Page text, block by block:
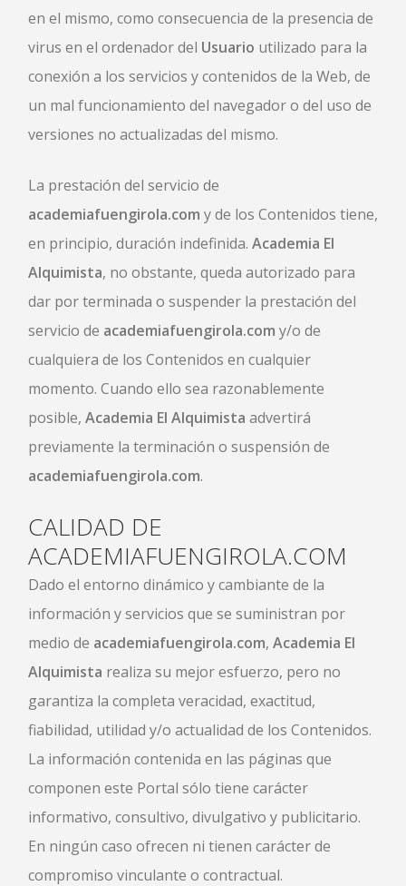
en el mismo, como consecuencia de la presencia de
virus en el ordenador del Usuario utilizado para la
conexión a los servicios y contenidos de la Web, de
un mal funcionamiento del navegador o del uso de
versiones no actualizadas del mismo.
La prestación del servicio de
academiafuengirola.com y de los Contenidos tiene,
en principio, duración indefinida. Academia El
Alquimista, no obstante, queda autorizado para
dar por terminada o suspender la prestación del
servicio de academiafuengirola.com y/o de
cualquiera de los Contenidos en cualquier
momento. Cuando ello sea razonablemente
posible, Academia El Alquimista advertirá
previamente la terminación o suspensión de
academiafuengirola.com.
CALIDAD DE
ACADEMIAFUENGIROLA.COM
Dado el entorno dinámico y cambiante de la
información y servicios que se suministran por
medio de academiafuengirola.com, Academia El
Alquimista realiza su mejor esfuerzo, pero no
garantiza la completa veracidad, exactitud,
fiabilidad, utilidad y/o actualidad de los Contenidos.
La información contenida en las páginas que
componen este Portal sólo tiene carácter
informativo, consultivo, divulgativo y publicitario.
En ningún caso ofrecen ni tienen carácter de
compromiso vinculante o contractual.